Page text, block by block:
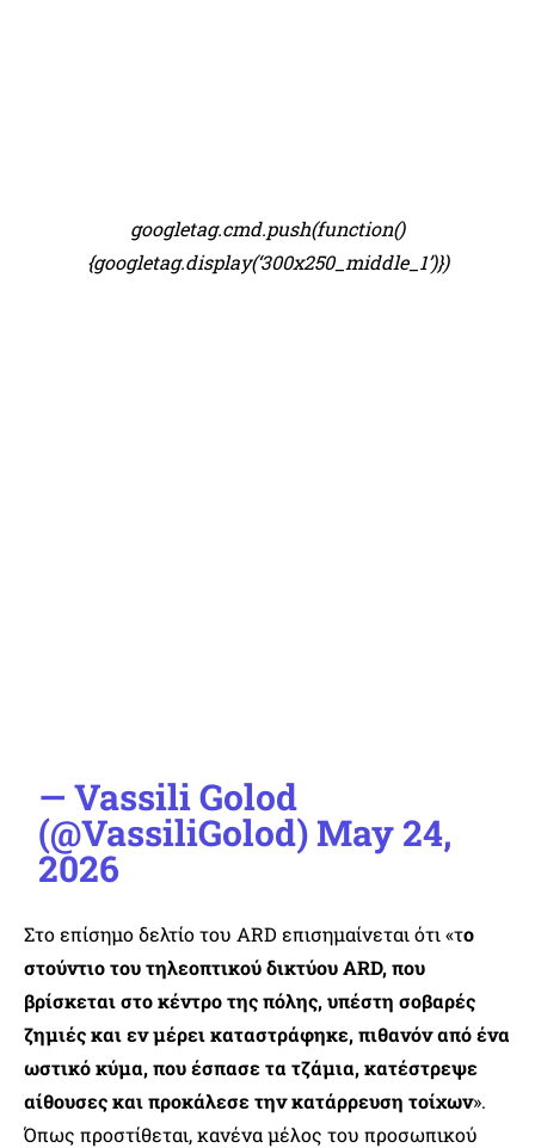
googletag.cmd.push(function()
{googletag.display(‘300x250_middle_1’)})
— Vassili Golod
(@VassiliGolod)May 24,
2026
Στο επίσημο δελτίο του ARD επισημαίνεται ότι «το
στούντιο του τηλεοπτικού δικτύου ARD, που
βρίσκεται στο κέντρο της πόλης, υπέστη σοβαρές
ζημιές και εν μέρει καταστράφηκε, πιθανόν από ένα
ωστικό κύμα, που έσπασε τα τζάμια, κατέστρεψε
αίθουσες και προκάλεσε την κατάρρευση τοίχων».
Όπως προστίθεται, κανένα μέλος του προσωπικού